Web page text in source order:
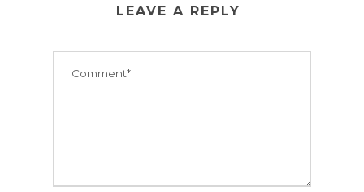
LEAVE A REPLY